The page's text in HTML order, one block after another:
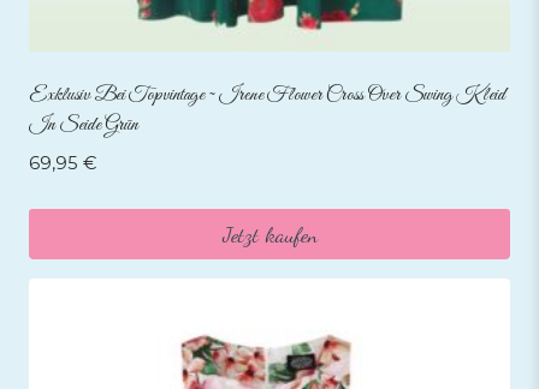
Exklusiv Bei Topvintage ~ Irene Flower Cross Over Swing Kleid
In Seide Grün
69,95 €
Jetzt kaufen